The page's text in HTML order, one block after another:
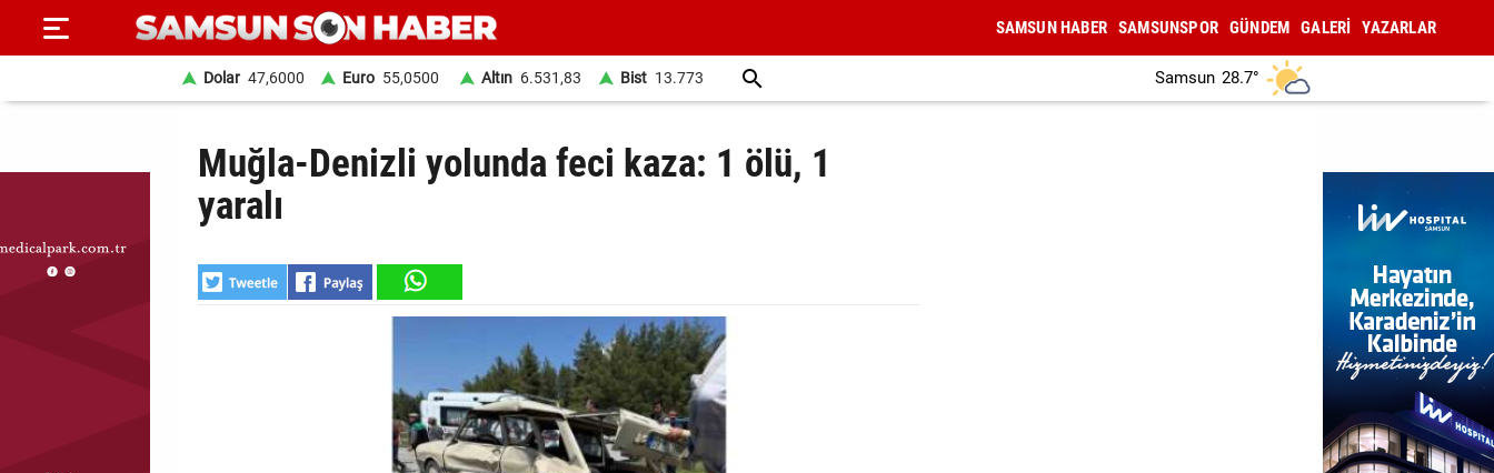
SAYFA
HABER
SAMSUN HABER SAMSUNSPOR GÜNDEM GALERİ YAZARLAR
Dolar 47,6000 Euro 55,0500 Altın 6.531,83 Bist 13.773 Samsun 28.7°
Muğla-Denizli yolunda feci kaza: 1 ölü, 1
yaralı